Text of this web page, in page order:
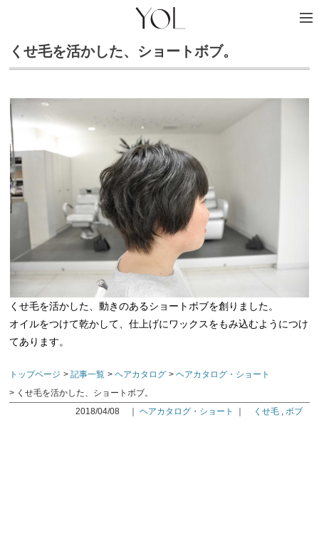
くせ毛を活かした、ショートボブ。
くせ毛を活かした、動きのあるショートボブを創りました。
オイルをつけて乾かして、仕上げにワックスをもみ込むようにつけ
てあります。
トップページ 記事一覧 ヘアカタログ
ヘアカタログ・ショート
くせ毛を活かした、ショートボブ。
2018/04/08
｜ ヘアカタログ・ショート ｜ くせ毛, ボブ